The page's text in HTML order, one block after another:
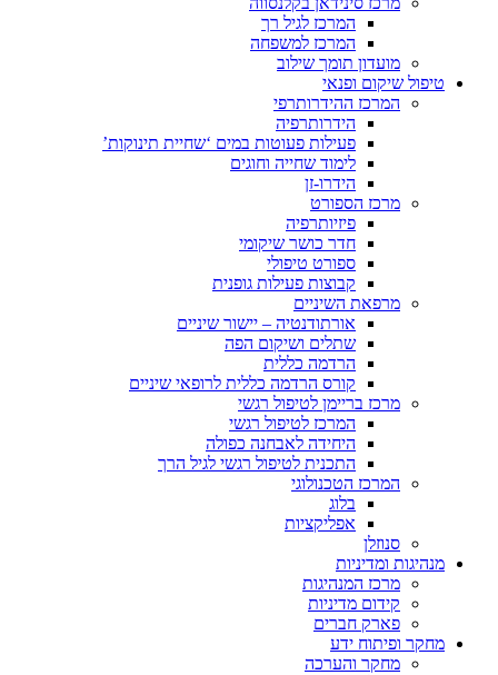
המרכז לגיל רך
המרכז למשפחה
מועדון תומך שילוב
טיפול שיקום ופנאי
המרכז ההידרותרפי
הידרותרפיה
פעילות פעוטות במים ‘שחיית תינוקות’
לימוד שחייה וחוגים
הידרו-זן
מרכז הספורט
פיזיותרפיה
חדר כושר שיקומי
ספורט טיפולי
קבוצות פעילות גופנית
מרפאת השיניים
אורתודנטיה – יישור שיניים
שתלים ושיקום הפה
הרדמה כללית
קורס הרדמה כללית לרופאי שיניים
מרכז בריימן לטיפול רגשי
המרכז לטיפול רגשי
היחידה לאבחנה כפולה
התכנית לטיפול רגשי לגיל הרך
המרכז הטכנולוגי
בלוג
אפליקציות
סנוזלן
מנהיגות ומדיניות
מרכז המנהיגות
קידום מדיניות
פארק חברים
מחקר ופיתוח ידע
מחקר והערכה